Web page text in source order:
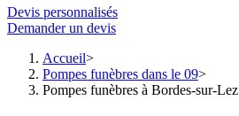
Devis personnalisés
Demander un devis
Accueil
Pompes funèbres dans le 09
Pompes funèbres à Bordes-sur-Lez